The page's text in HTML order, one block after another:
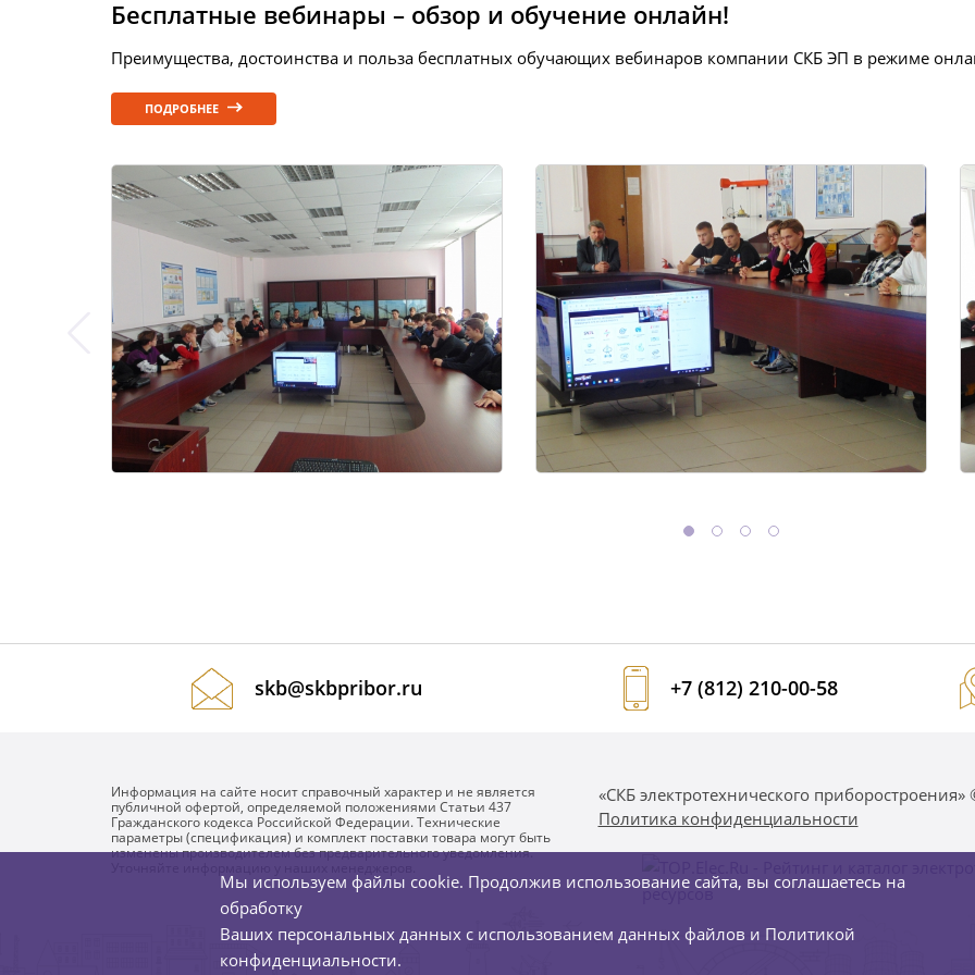
Бесплатные вебинары – обзор и обучение онлайн!
Преимущества, достоинства и польза бесплатных обучающих вебинаров компании СКБ ЭП в режиме
ПОДРОБНЕЕ
skb@skbpribor.ru +7 (812) 210-00-58
Информация на сайте носит справочный характер и не является
публичной офертой, определяемой положениями Статьи 437
Гражданского кодекса Российской Федерации. Технические
параметры (спецификация) и комплект поставки товара могут быть
изменены производителем без предварительного уведомления.
«СКБ электротехнического
Политика конфиденциальности
Мы используем файлы cookie. Продолжив использование сайта, вы соглашаетесь на
обработку
Ваших персональных данных с использованием данных файлов и Политикой
конфиденциальности.